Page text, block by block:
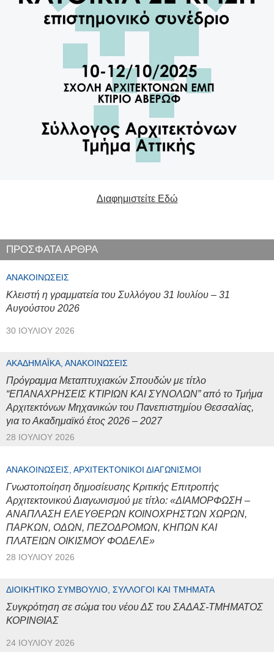
Διαφημιστείτε Εδώ
ΠΡΟΣΦΑΤΑ ΑΡΘΡΑ
ΑΝΑΚΟΙΝΏΣΕΙΣ
Κλειστή η γραμματεία του Συλλόγου 31 Ιουλίου – 31
Αυγούστου 2026
30 ΙΟΥΛΊΟΥ 2026
ΑΚΑΔΗΜΑΪΚΆ, ΑΝΑΚΟΙΝΏΣΕΙΣ
Πρόγραμμα Μεταπτυχιακών Σπουδών με τίτλο
“ΕΠΑΝΑΧΡΗΣΕΙΣ ΚΤΙΡΙΩΝ ΚΑΙ ΣΥΝΟΛΩΝ” από το Τμήμα
Αρχιτεκτόνων Μηχανικών του Πανεπιστημίου Θεσσαλίας,
για το Ακαδημαϊκό έτος 2026 – 2027
28 ΙΟΥΛΊΟΥ 2026
ΑΝΑΚΟΙΝΏΣΕΙΣ, ΑΡΧΙΤΕΚΤΟΝΙΚΟΊ ΔΙΑΓΩΝΙΣΜΟΊ
Γνωστοποίηση δημοσίευσης Κριτικής Επιτροπής
Αρχιτεκτονικού Διαγωνισμού με τίτλο: «ΔΙΑΜΟΡΦΩΣΗ –
ΑΝΑΠΛΑΣΗ ΕΛΕΥΘΕΡΩΝ ΚΟΙΝΟΧΡΗΣΤΩΝ ΧΩΡΩΝ,
ΠΑΡΚΩΝ, ΟΔΩΝ, ΠΕΖΟΔΡΟΜΩΝ, ΚΗΠΩΝ ΚΑΙ
ΠΛΑΤΕΙΩΝ ΟΙΚΙΣΜΟΥ ΦΟΔΕΛΕ»
28 ΙΟΥΛΊΟΥ 2026
ΔΙΟΙΚΗΤΙΚΌ ΣΥΜΒΟΎΛΙΟ, ΣΎΛΛΟΓΟΙ ΚΑΙ ΤΜΉΜΑΤΑ
Συγκρότηση σε σώμα του νέου ΔΣ του ΣΑΔΑΣ-ΤΜΗΜΑΤΟΣ
ΚΟΡΙΝΘΙΑΣ
24 ΙΟΥΛΊΟΥ 2026